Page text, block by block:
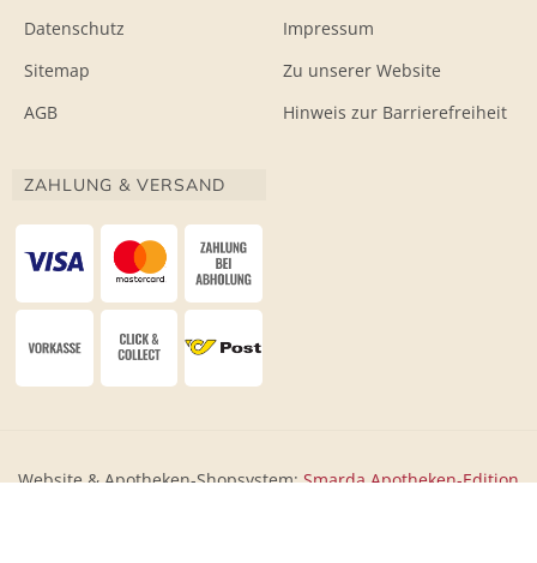
Datenschutz
Sitemap
AGB
Impressum
Zu unserer Website
Hinweis zur Barrierefreiheit
ZAHLUNG & VERSAND
Website & Apotheken-Shopsystem:Smarda Apotheken-Edition